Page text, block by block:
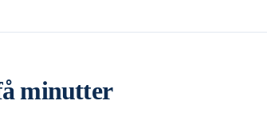
minutter